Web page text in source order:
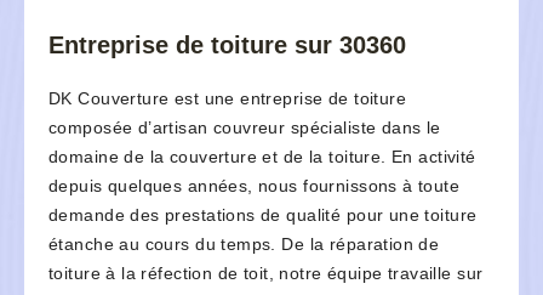
Entreprise de toiture sur 30360
DK Couverture est une entreprise de toiture
composée d’artisan couvreur spécialiste dans le
domaine de la couverture et de la toiture. En activité
depuis quelques années, nous fournissons à toute
demande des prestations de qualité pour une toiture
étanche au cours du temps. De la réparation de
toiture à la réfection de toit, notre équipe travaille sur